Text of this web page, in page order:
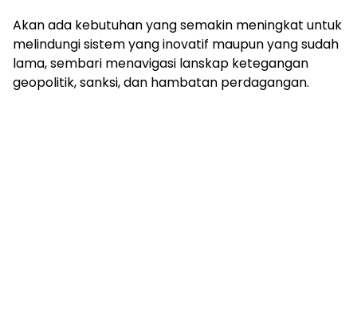
Akan ada kebutuhan yang semakin meningkat untuk
melindungi sistem yang inovatif maupun yang sudah
lama, sembari menavigasi lanskap ketegangan
geopolitik, sanksi, dan hambatan perdagangan.